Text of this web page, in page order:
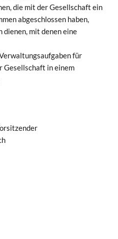
die mit der Gesellschaft ein
abgeschlossen haben,
dienen, mit denen eine
für
Gesellschaft in einem